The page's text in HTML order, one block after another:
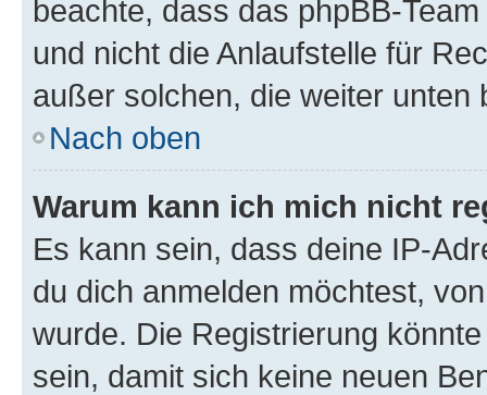
beachte, dass das phpBB-
und nicht die Anlaufstelle für
außer solchen, die weiter unten
Nach oben
Warum kann ich mich nicht
Es kann sein, dass deine IP-
du dich anmelden möchtest,
wurde. Die Registrierung
sein, damit sich keine neuen